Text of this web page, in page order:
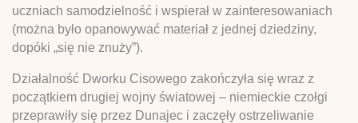
uczniach samodzielność i wspierał w zainteresowaniach
(można było opanowywać materiał z jednej dziedziny,
dopóki „się nie znuży”).
Działalność Dworku Cisowego zakończyła się wraz z
początkiem drugiej wojny światowej – niemieckie czołgi
przeprawiły się przez Dunajec i zaczęły ostrzeliwanie